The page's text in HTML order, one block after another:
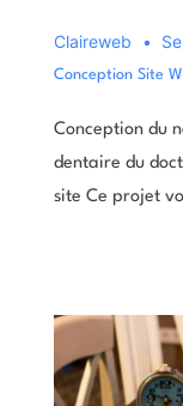
Claireweb
Conception Site
Conception du
dentaire du
site Ce projet